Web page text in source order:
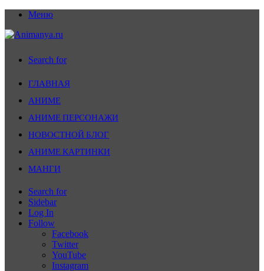
Меню
Search for
ГЛАВНАЯ
АНИМЕ
АНИМЕ ПЕРСОНАЖИ
НОВОСТНОЙ БЛОГ
АНИМЕ КАРТИНКИ
МАНГИ
Search for
Sidebar
Log In
Follow
Facebook
Twitter
YouTube
Instagram